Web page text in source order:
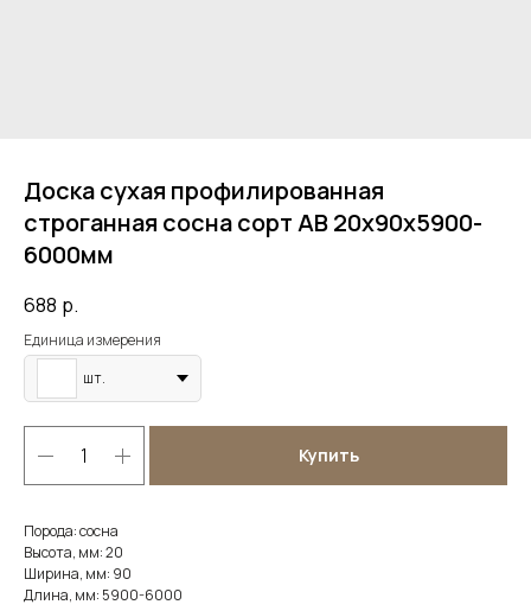
Доска сухая профилированная
строганная сосна сорт АВ 20х90х5900-
6000мм
688 р.
Единица измерения
шт.
Купить
Порода: сосна
Высота, мм: 20
Ширина, мм: 90
Длина, мм: 5900-6000